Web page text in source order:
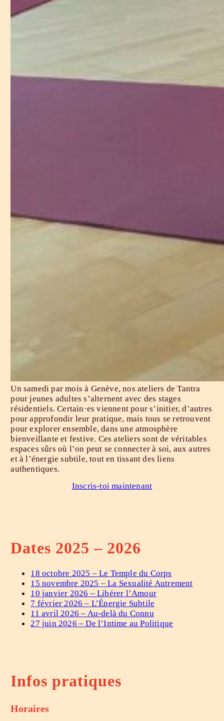
Un samedi par mois à Genève, nos ateliers de Tantra
pour jeunes adultes s’alternent avec des stages
résidentiels. Certain·es viennent pour s’initier, d’autres
pour approfondir leur pratique, mais tous se retrouvent
pour explorer ensemble, dans une atmosphère
bienveillante et festive. Ces ateliers sont de véritables
espaces sûrs où l’on peut se connecter à soi, aux autres
et à l’énergie subtile, tout en tissant des liens
authentiques.
Inscris-toi maintenant
Dates 2025 – 2026
18 octobre 2025 – Le Temple du Corps
15 novembre 2025 – La Sexualité Autrement
10 janvier 2026 – Libérer l’Amour
7 février 2026 – L’Énergie Subtile
11 avril 2026 – Au-delà du Connu
27 juin 2026 – De l’Intime au Politique
Infos pratiques
Horaires